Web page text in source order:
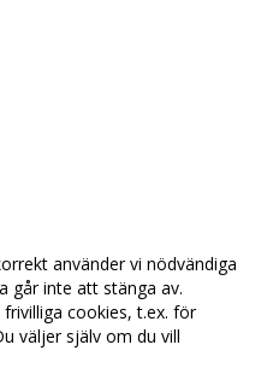
använder vi nödvändiga
går inte att stänga av.
cookies, t.ex. för
väljer själv om du vill